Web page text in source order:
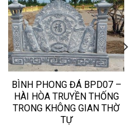
BÌNH PHONG ĐÁ BPD07 –
HÀI HÒA TRUYỀN THỐNG
TRONG KHÔNG GIAN THỜ
TỰ